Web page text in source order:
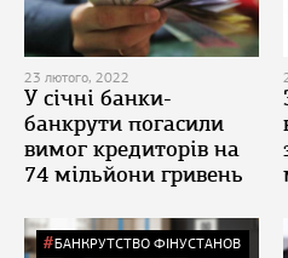
23 лютого, 2022
У січні банки-
банкрути погасили
вимог кредиторів на
74 мільйони гривень
БАНКРУТСТВО ФІНУСТАНОВ